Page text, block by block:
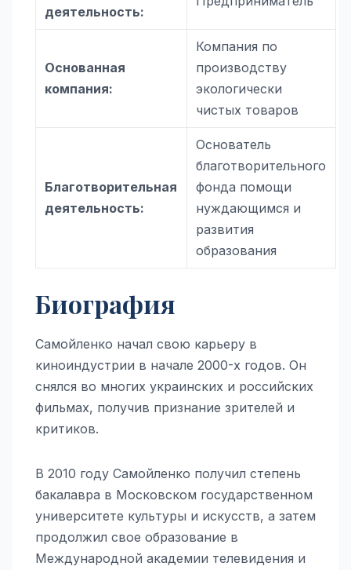
деятельность:
Основанная
компания:
Компания по
производству
экологически
чистых товаров
Благотворительная
деятельность:
Основатель
благотворительного
фонда помощи
нуждающимся и
развития
образования
Биография
Самойленко начал свою карьеру в
киноиндустрии в начале 2000-х годов. Он
снялся во многих украинских и российских
фильмах, получив признание зрителей и
критиков.
В 2010 году Самойленко получил степень
бакалавра в Московском государственном
университете культуры и искусств, а затем
продолжил свое образование в
Международной академии телевидения и